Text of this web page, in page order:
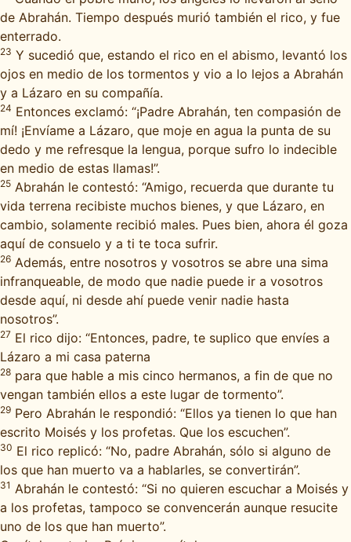
de Abrahán. Tiempo después murió también el rico, y fue
enterrado.
23 Y sucedió que, estando el rico en el abismo, levantó los
ojos en medio de los tormentos y vio a lo lejos a Abrahán
y a Lázaro en su compañía.
24 Entonces exclamó: “¡Padre Abrahán, ten compasión de
mí! ¡Envíame a Lázaro, que moje en agua la punta de su
dedo y me refresque la lengua, porque sufro lo indecible
en medio de estas llamas!”.
25 Abrahán le contestó: “Amigo, recuerda que durante tu
vida terrena recibiste muchos bienes, y que Lázaro, en
cambio, solamente recibió males. Pues bien, ahora él goza
aquí de consuelo y a ti te toca sufrir.
26 Además, entre nosotros y vosotros se abre una sima
infranqueable, de modo que nadie puede ir a vosotros
desde aquí, ni desde ahí puede venir nadie hasta
nosotros”.
27 El rico dijo: “Entonces, padre, te suplico que envíes a
Lázaro a mi casa paterna
28 para que hable a mis cinco hermanos, a fin de que no
vengan también ellos a este lugar de tormento”.
29 Pero Abrahán le respondió: “Ellos ya tienen lo que han
escrito Moisés y los profetas. Que los escuchen”.
30 El rico replicó: “No, padre Abrahán, sólo si alguno de
los que han muerto va a hablarles, se convertirán”.
31 Abrahán le contestó: “Si no quieren escuchar a Moisés y
a los profetas, tampoco se convencerán aunque resucite
uno de los que han muerto”.